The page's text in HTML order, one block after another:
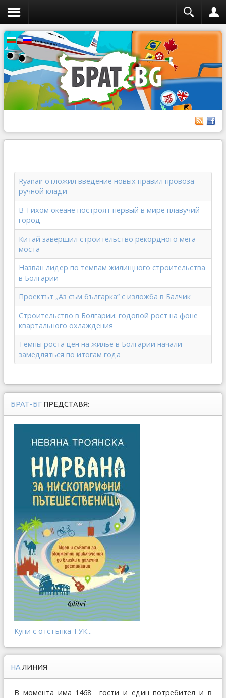
Ryanair отложил введение новых правил провоза
ручной клади
В Тихом океане построят первый в мире плавучий
город
Китай завершил строительство рекордного мега-
моста
Назван лидер по темпам жилищного строительства
в Болгарии
Проектът „Аз съм българка“ с изложба в Балчик
Строительство в Болгарии: годовой рост на фоне
квартального охлаждения
Темпы роста цен на жильё в Болгарии начали
замедляться по итогам года
БРАТ-БГ ПРЕДСТАВЯ:
Купи с отстъпка ТУК...
НА ЛИНИЯ
В момента има 1468 гости и един потребител и в